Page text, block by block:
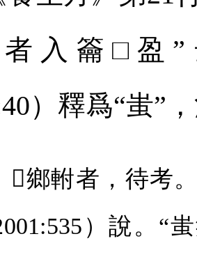
者入籥□盈
）釋爲“蚩”
𧈪鄉軵者，待考
）說。“